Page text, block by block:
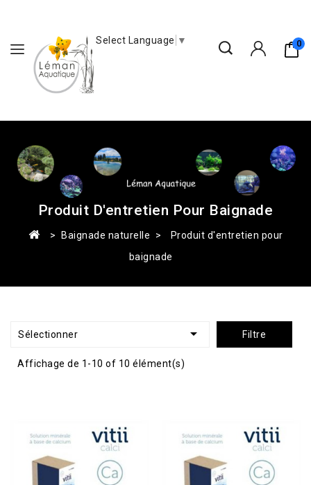
0
Select Language ▼
Produit D'entretien Pour Baignade
Baignade naturelle
Produit d'entretien pour
baignade
Sélectionner  Filtre
Affichage de 1-10 of 10 élément(s)